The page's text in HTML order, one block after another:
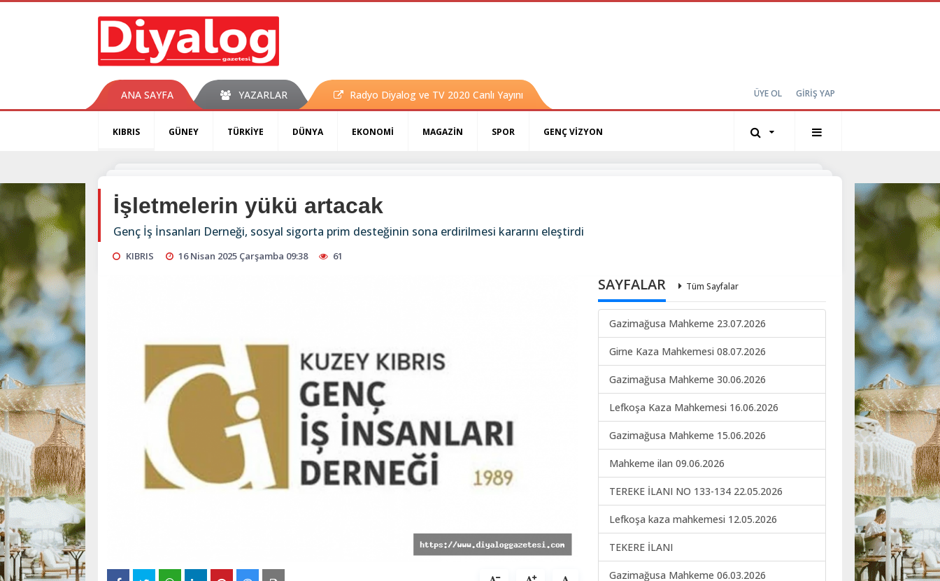
ANA SAYFA YAZARLAR Radyo Diyalog ve TV 2020 Canlı Yayını ÜYE OL GİRİŞ YAP
KIBRIS GÜNEY TÜRKİYE DÜNYA EKONOMİ MAGAZİN SPOR GENÇ VİZYON
İşletmelerin yükü artacak
Genç İş İnsanları Derneği, sosyal sigorta prim desteğinin sona erdirilmesi kararını eleştirdi
KIBRIS 16 Nisan 2025 Çarşamba 09:38 61
SAYFALAR Tüm Sayfalar
Gazimağusa Mahkeme 23.07.2026
Girne Kaza Mahkemesi 08.07.2026
Gazimağusa Mahkeme 30.06.2026
Lefkoşa Kaza Mahkemesi 16.06.2026
Gazimağusa Mahkeme 15.06.2026
Mahkeme ilan 09.06.2026
TEREKE İLANI NO 133-134 22.05.2026
Lefkoşa kaza mahkemesi 12.05.2026
TEKERE İLANI
Gazimağusa Mahkeme 06.03.2026